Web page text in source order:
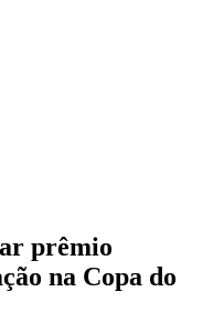
prêmio
na Copa do